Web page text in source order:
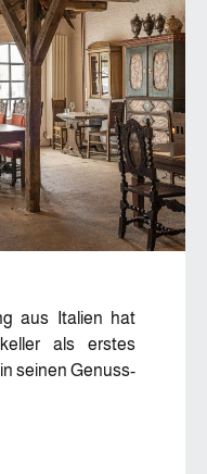
aus Italien hat
als erstes
seinen Genuss-